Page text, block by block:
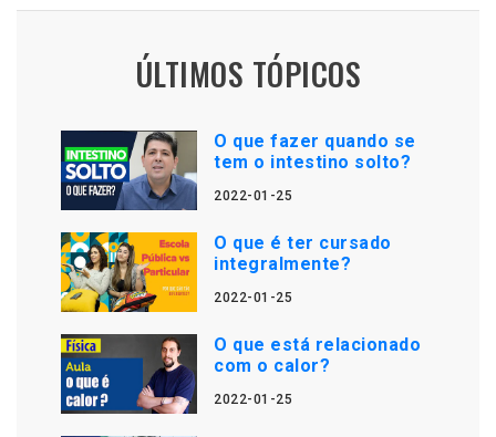
ÚLTIMOS TÓPICOS
O que fazer quando se
tem o intestino solto?
2022-01-25
O que é ter cursado
integralmente?
2022-01-25
O que está relacionado
com o calor?
2022-01-25